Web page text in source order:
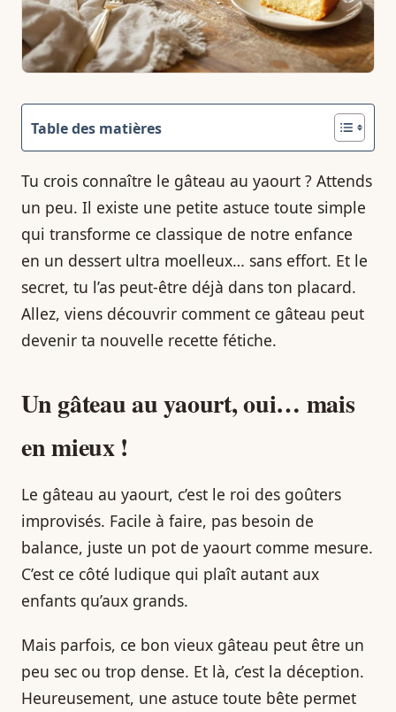
Table des matières
Tu crois connaître le gâteau au yaourt ? Attends
un peu. Il existe une petite astuce toute simple
qui transforme ce classique de notre enfance
en un dessert ultra moelleux… sans effort. Et le
secret, tu l’as peut-être déjà dans ton placard.
Allez, viens découvrir comment ce gâteau peut
devenir ta nouvelle recette fétiche.
Un gâteau au yaourt, oui… mais
en mieux !
Le gâteau au yaourt, c’est le roi des goûters
improvisés. Facile à faire, pas besoin de
balance, juste un pot de yaourt comme mesure.
C’est ce côté ludique qui plaît autant aux
enfants qu’aux grands.
Mais parfois, ce bon vieux gâteau peut être un
peu sec ou trop dense. Et là, c’est la déception.
Heureusement, une astuce toute bête permet